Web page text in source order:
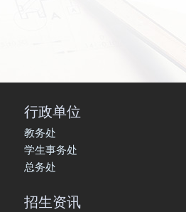
行政单位
教务处
学生事务处
总务处
招生资讯